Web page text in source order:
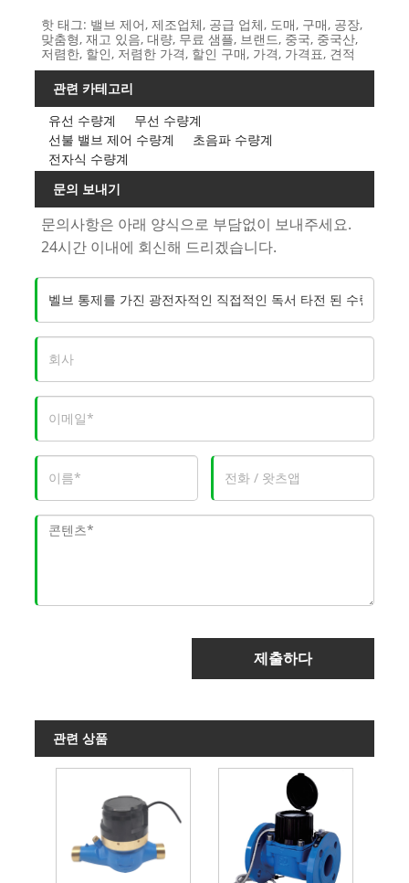
핫 태그: 밸브 제어, 제조업체, 공급 업체, 도매, 구매, 공장,
맞춤형, 재고 있음, 대량, 무료 샘플, 브랜드, 중국, 중국산,
저렴한, 할인, 저렴한 가격, 할인 구매, 가격, 가격표, 견적
관련 카테고리
유선 수량계
무선 수량계
선불 밸브 제어 수량계
초음파 수량계
전자식 수량계
문의 보내기
문의사항은 아래 양식으로 부담없이 보내주세요.
24시간 이내에 회신해 드리겠습니다.
제출하다
관련 상품